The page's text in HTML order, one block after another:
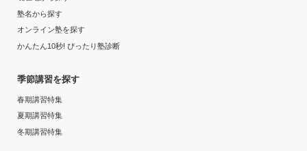
塾名から探す
オンライン塾を探す
かんたん10秒! ぴったり塾診断
季節講習を探す
春期講習特集
夏期講習特集
冬期講習特集